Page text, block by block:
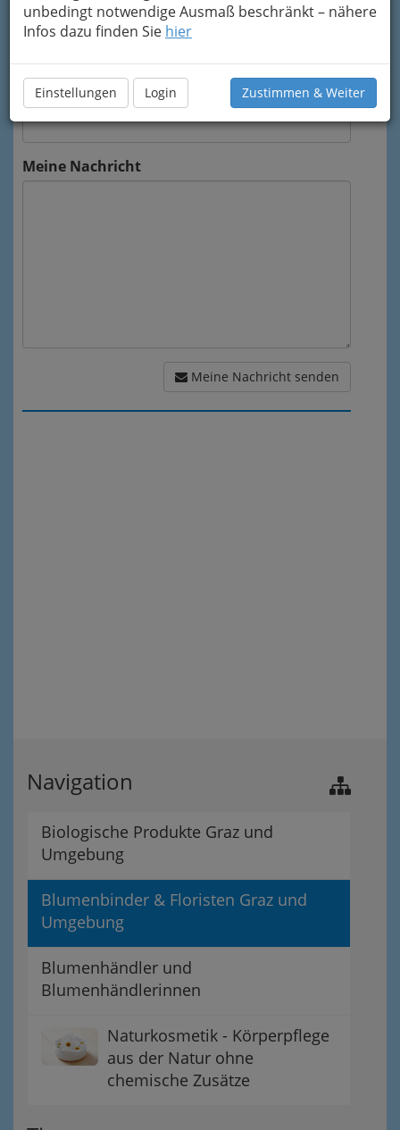
unbedingt notwendige Ausmaß beschränkt – nähere
Infos dazu finden Sie hier
Einstellungen Login Zustimmen & Weiter
Meine Email Adresse
Mein Betreff
Meine Nachricht
Meine Nachricht senden
Navigation
Biologische Produkte Graz und
Umgebung
Blumenbinder & Floristen Graz und
Umgebung
Blumenhändler und
Blumenhändlerinnen
Naturkosmetik - Körperpflege
aus der Natur ohne
chemische Zusätze